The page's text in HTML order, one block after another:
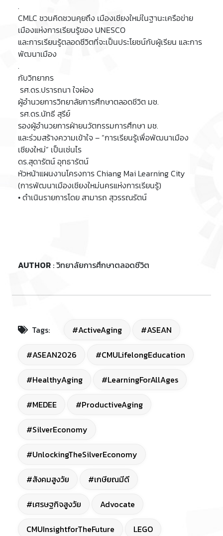
.
CMLC ชวนคิดชวนคุยถึง เมืองเชียงใหม่ในฐานะเครือข่าย
เมืองแห่งการเรียนรู้ของ UNESCO
และการเรียนรู้ตลอดชีวิตที่จะเป็นประโยชน์กับผู้เรียน และการ
พัฒนาเมือง
.
กับวิทยากร
รศ.ดร.ปรารถนา ใจผ่อง
ผู้อำนวยการวิทยาลัยการศึกษาตลอดชีวิต มช.
รศ.ดร.นัทธี สุรีย์
รองผู้อำนวยการฝ่ายนวัตกรรมการศึกษา มช.
และร่วมสร้างความเข้าใจ – “การเรียนรู้เพื่อพัฒนาเมือง
เชียงใหม่” เป็นเช่นไร
ดร.สุดารัตน์ อุทธารัตน์
หัวหน้าแผนงานโครงการ Chiang Mai Learning City
(การพัฒนาเมืองเชียงใหม่นครแห่งการเรียนรู้)
• ดำเนินรายการโดย สามารถ สุวรรณรัตน์
AUTHOR : วิทยาลัยการศึกษาตลอดชีวิต
Tags: #ActiveAging #ASEAN
#ASEAN2026 #CMULifelongEducation
#HealthyAging #LearningForAllAges
#MEDEE #ProductiveAging
#SilverEconomy
#UnlockingTheSilverEconomy
#สังคมสูงวัย #เกษียณมีดี
#เศรษฐกิจสูงวัย Advocate
CMUInsightforTheFuture LEGO